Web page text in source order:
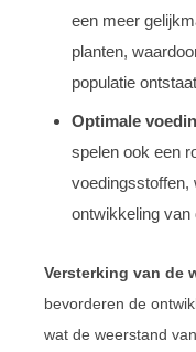
een meer
planten,
populatie
Optimale
spelen ook een
voedingsstoffen,
ontwikkeling van
Versterking van de
bevorderen de
wat de weerstand